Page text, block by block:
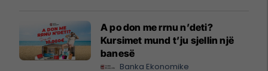
A po don me rrnu n’deti?
Kursimet mund t’ju sjellin një
banesë
Banka Ekonomike